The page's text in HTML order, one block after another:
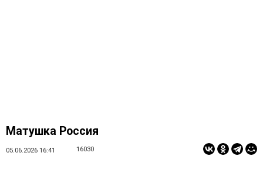
Матушка Россия
05.06.2026 16:41 16030